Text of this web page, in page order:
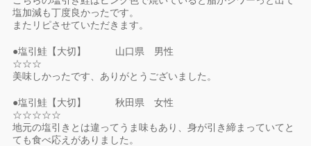
塩加減も丁度良かったです。
またリピさせていただきます。
●塩引鮭【大切】 山口県 男性
☆☆☆
美味しかったです、ありがとうございました。
●塩引鮭【大切】 秋田県 女性
☆☆☆☆☆
地元の塩引きとは違ってうま味もあり、身が引き締まっていてと
ても食べ応えがありました。